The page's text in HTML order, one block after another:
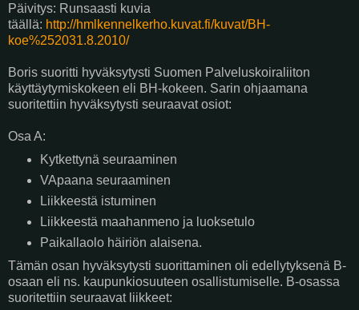
Päivitys: Runsaasti kuvia
täällä: http://hmlkennelkerho.kuvat.fi/kuvat/BH-
koe%252031.8.2010/
Boris suoritti hyväksytysti Suomen Palveluskoiraliiton
käyttäytymiskokeen eli BH-kokeen. Sarin ohjaamana
suoritettiin hyväksytysti seuraavat osiot:
Osa A:
Kytkettynä seuraaminen
VApaana seuraaminen
Liikkeestä istuminen
Liikkeestä maahanmeno ja luoksetulo
Paikallaolo häiriön alaisena.
Tämän osan hyväksytysti suorittaminen oli edellytyksenä B-
osaan eli ns. kaupunkiosuuteen osallistumiselle. B-osassa
suoritettiin seuraavat liikkeet: